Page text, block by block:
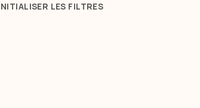
LES FILTRES